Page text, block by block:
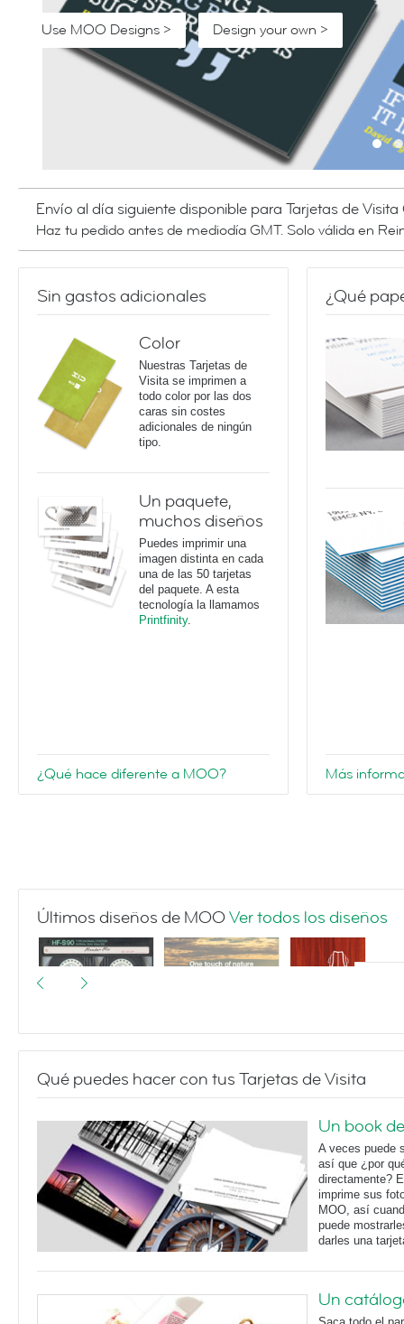
Use MOO Designs > Design your own >
Use MOO Designs > Design your own >
Crear tarjetas Facebook >
Get started >
Use MOO Designs > Design your own >
Envío al día siguiente disponible para Tarjetas de
Haz tu pedido antes de mediodía GMT. Solo válida en
Sin gastos adicionales
Color
Nuestras Tarjetas de
Visita se imprimen a
todo color por las dos
caras sin costes
adicionales de ningún
tipo.
Un paquete,
muchos diseños
Puedes imprimir una
imagen distinta en cada
una de las 50 tarjetas
del paquete. A esta
tecnología la llamamos
Printfinity.
¿Qué hace diferente a MOO?
¿Qué
Más
Últimos diseños de MOOVer todos los diseños
I made you a
mixtape
Landscapes Violin Silhouette
Qué puedes hacer con tus Tarjetas de Visita
Un book
A veces puede
así que ¿por
directamente?
imprime sus
MOO, así
puede
darles una
Un